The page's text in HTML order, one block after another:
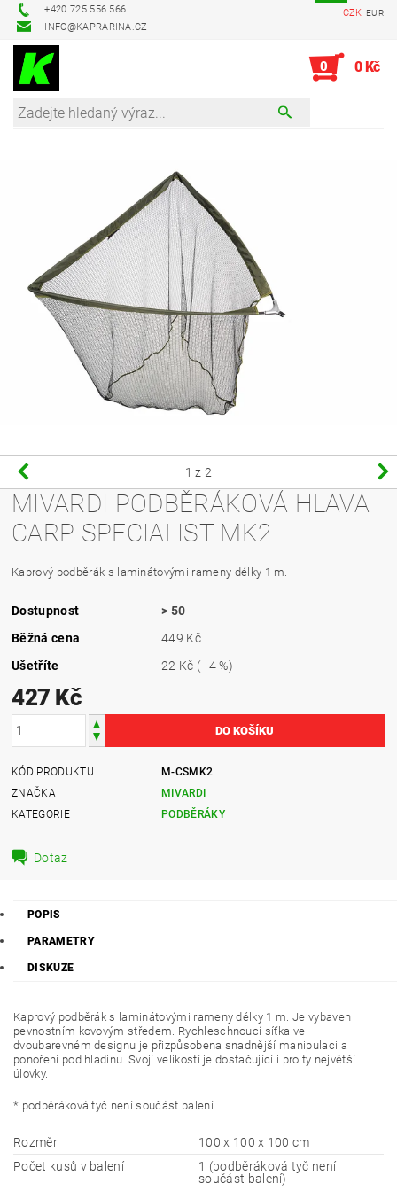
+420 725 556 566
INFO@KAPRARINA.CZ
CZK EUR
0 0 Kč
1 z 2
MIVARDI PODBĚRÁKOVÁ HLAVA
CARP SPECIALIST MK2
Kaprový podběrák s laminátovými rameny délky 1 m.
Dostupnost
> 50
Běžná cena
449 Kč
Ušetříte
22 Kč (–4 %)
427 Kč
KÓD PRODUKTU
M-CSMK2
ZNAČKA
MIVARDI
KATEGORIE
PODBĚRÁKY
Dotaz
POPIS
PARAMETRY
DISKUZE
Kaprový podběrák s laminátovými rameny délky 1 m. Je vybaven
pevnostním kovovým středem. Rychleschnoucí síťka ve
dvoubarevném designu je přizpůsobena snadnější manipulaci a
ponoření pod hladinu. Svojí velikostí je dostačující i pro ty největší
úlovky.
* podběráková tyč není součást balení
Rozměr
100 x 100 x 100 cm
Počet kusů v balení
1 (podběráková tyč není
součást balení)